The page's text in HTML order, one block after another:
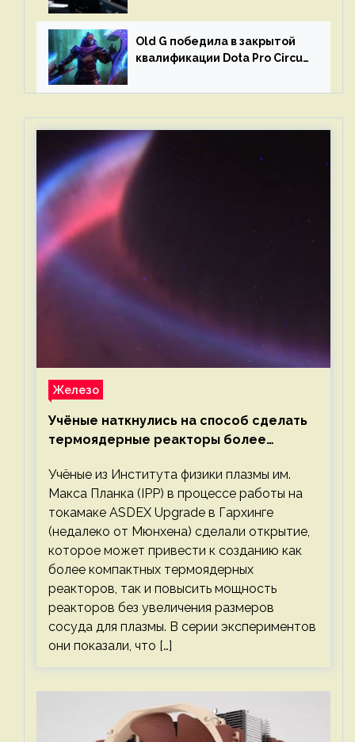
Old G победила в закрытой
квалификации Dota Pro Circuit
Железо
Учёные наткнулись на способ сделать
термоядерные реакторы более
Учёные из Института физики плазмы им.
Макса Планка (IPP) в процессе работы на
токамаке ASDEX Upgrade в Гархинге
(недалеко от Мюнхена) сделали открытие,
которое может привести к созданию как
более компактных термоядерных
реакторов, так и повысить мощность
реакторов без увеличения размеров
сосуда для плазмы. В серии экспериментов
они показали, что […]